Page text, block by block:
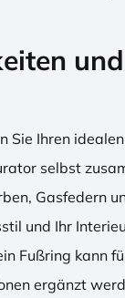
und
Sie Ihren
selbst
Gasfedern
und Ihr
Fußring kann
ergänzt